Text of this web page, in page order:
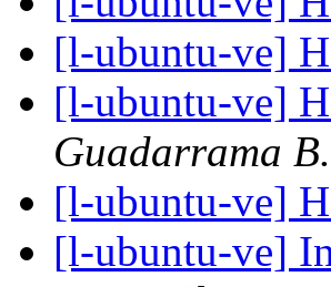
[l-ubuntu-ve]
[l-ubuntu-ve]
Guadarrama B.
[l-ubuntu-ve]
[l-ubuntu-ve]